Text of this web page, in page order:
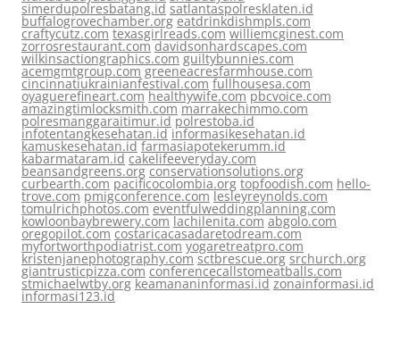
simerdupolresbatang.id satlantaspolresklaten.id
buffalogrovechamber.org eatdrinkdishmpls.com
craftycutz.com texasgirlreads.com williemcginest.com
zorrosrestaurant.com davidsonhardscapes.com
wilkinsactiongraphics.com guiltybunnies.com
acemgmtgroup.com greeneacresfarmhouse.com
cincinnatiukrainianfestival.com fullhousesa.com
oyaguerefineart.com healthywife.com pbcvoice.com
amazingtimlocksmith.com marrakechimmo.com
polresmanggaraitimur.id polrestoba.id
infotentangkesehatan.id informasikesehatan.id
kamuskesehatan.id farmasiapotekerumm.id
kabarmataram.id cakelifeeveryday.com
beansandgreens.org conservationsolutions.org
curbearth.com pacificocolombia.org topfoodish.com hello-
trove.com pmigconference.com lesleyreynolds.com
tomulrichphotos.com eventfulweddingplanning.com
kowloonbaybrewery.com lachilenita.com abgolo.com
oregopilot.com costaricacasadaretodream.com
myfortworthpodiatrist.com yogaretreatpro.com
kristenjanephotography.com sctbrescue.org srchurch.org
giantrusticpizza.com conferencecallstomeatballs.com
stmichaelwtby.org keamananinformasi.id zonainformasi.id
informasi123.id